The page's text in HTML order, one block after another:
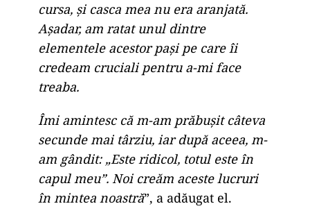
cursa, și casca mea nu era aranjată.
Așadar, am ratat unul dintre
elementele acestor pași pe care îi
credeam cruciali pentru a-mi face
treaba.
Îmi amintesc că m-am prăbușit câteva
secunde mai târziu, iar după aceea, m-
am gândit: „Este ridicol, totul este în
capul meu”. Noi creăm aceste lucruri
în mintea noastră”, a adăugat el.